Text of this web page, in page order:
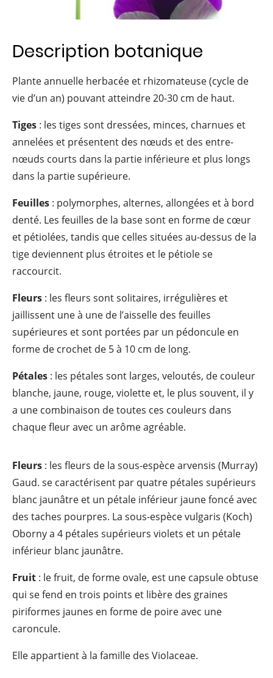
Description botanique
Plante annuelle herbacée et rhizomateuse (cycle de
vie d’un an) pouvant atteindre 20-30 cm de haut.
Tiges : les tiges sont dressées, minces, charnues et
annelées et présentent des nœuds et des entre-
nœuds courts dans la partie inférieure et plus longs
dans la partie supérieure.
Feuilles : polymorphes, alternes, allongées et à bord
denté. Les feuilles de la base sont en forme de cœur
et pétiolées, tandis que celles situées au-dessus de la
tige deviennent plus étroites et le pétiole se
raccourcit.
Fleurs : les fleurs sont solitaires, irrégulières et
jaillissent une à une de l’aisselle des feuilles
supérieures et sont portées par un pédoncule en
forme de crochet de 5 à 10 cm de long.
Pétales : les pétales sont larges, veloutés, de couleur
blanche, jaune, rouge, violette et, le plus souvent, il y
a une combinaison de toutes ces couleurs dans
chaque fleur avec un arôme agréable.
Fleurs : les fleurs de la sous-espèce arvensis (Murray)
Gaud. se caractérisent par quatre pétales supérieurs
blanc jaunâtre et un pétale inférieur jaune foncé avec
des taches pourpres. La sous-espèce vulgaris (Koch)
Oborny a 4 pétales supérieurs violets et un pétale
inférieur blanc jaunâtre.
Fruit : le fruit, de forme ovale, est une capsule obtuse
qui se fend en trois points et libère des graines
piriformes jaunes en forme de poire avec une
caroncule.
Elle appartient à la famille des Violaceae.